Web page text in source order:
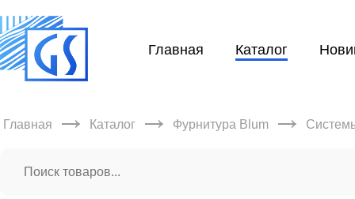
Главная Каталог
Главная → Каталог → Фурнитура Blum →